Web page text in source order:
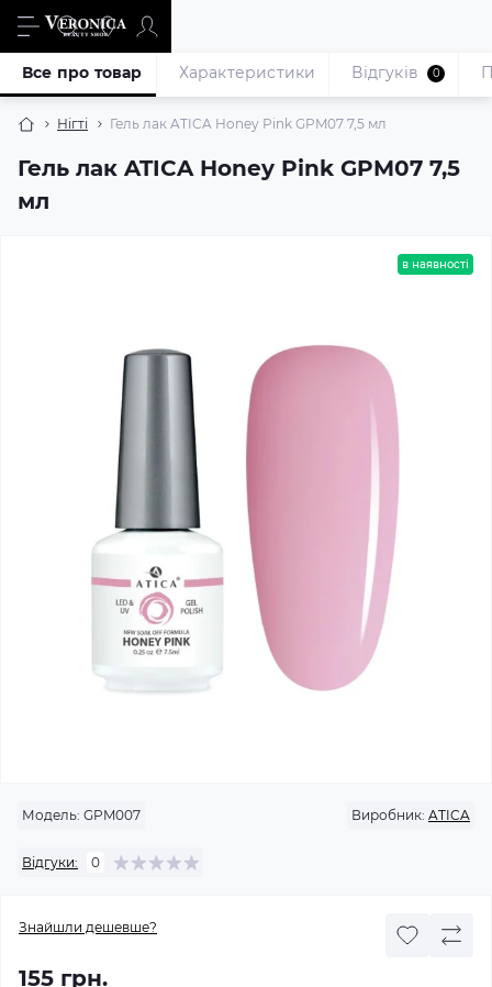
Нігті Гель лак ATICA Honey Pink GPM07 7,5 мл
Гель лак ATICA Honey Pink GPM07 7,5
мл
Все про товар Характеристики Відгуків 0
в наявності
Модель: GPM007 Виробник: ATICA
Відгуки: 0
Знайшли дешевше?
155 грн.